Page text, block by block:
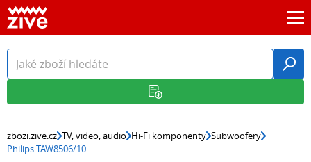
zbozi.zive.cz TV, video, audio Hi-Fi komponenty Subwoofery
Philips TAW8506/10